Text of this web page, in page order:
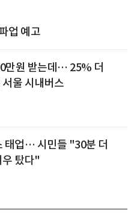
업 예고
만원 받는데… 25% 더
울 시내버스
태업… 시민들 "30분 더
우 탔다"